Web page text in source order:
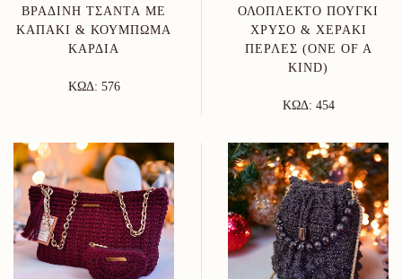
ΒΡΑΔΙΝΉ ΤΣΆΝΤΑ ΜΕ
ΚΑΠΆΚΙ & ΚΟΎΜΠΩΜΑ
ΚΑΡΔΙΆ
ΚΩΔ: 576
ΟΛΌΠΛΕΚΤΟ ΠΟΥΓΚΊ
ΧΡΥΣΌ & ΧΕΡΆΚΙ
ΠΈΡΛΕΣ (ONE OF A
KIND)
ΚΩΔ: 454